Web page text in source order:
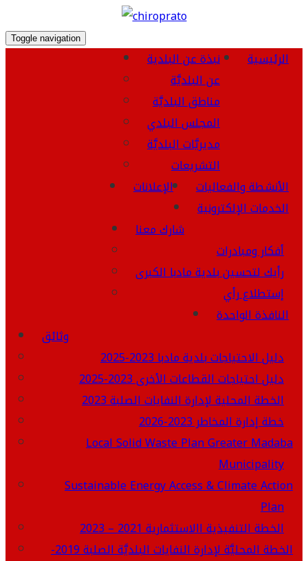
Toggle navigation
الرئيسية
نبذة عن البلدية
عن البلديَّة
مناطق البلديَّة
المجلس البلدي
مديريَّات البلديَّة
التشريعات
الأنشطة والفعاليات
الإعلانات
الخدمات الإلكترونية
شارك معنا
أفكار ومبادرات
رأيك لتحسين بلدية مادبا الكبرى
إستطلاع رأي
النافذة الواحدة
وثائق
دليل الاحتياجات بلدية مادبا 2023-2025
دليل احتياجات القطاعات الأخرى 2023-2025
الخطة المحلية لإدارة النفايات الصلبة 2023
خطة إدارة المخاطر 2023-2026
Local Solid Waste Plan Greater Madaba
Municipality
Sustainable Energy Access & Climate Action
Plan
الخطة التنفيذية االاستثمارية 2021 – 2023
الخطة المحليَّة لإدارة النفايات البلديَّة الصلبة 2019-